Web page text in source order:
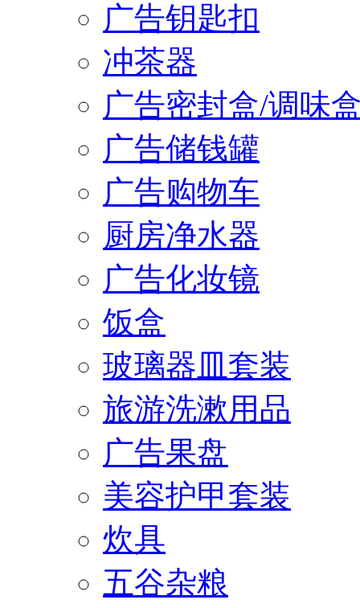
广告钥匙扣
冲茶器
广告密封盒/调味
广告储钱罐
广告购物车
厨房净水器
广告化妆镜
饭盒
玻璃器皿套装
旅游洗漱用品
广告果盘
美容护甲套装
炊具
五谷杂粮